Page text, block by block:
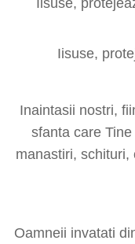
Iisuse,
Inaintasii nostri,
sfanta care
manastiri, schituri,
Oamneii invatati